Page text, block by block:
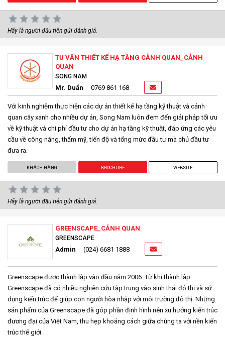
Hãy là người đầu tiên gửi đánh giá.
TƯ VẤN THIẾT KẾ HẠ TẦNG CẢNH QUAN_CẢNH
QUAN
SONG NAM
Mr. Duẩn 0769 861 168
Với kinh nghiệm thực hiện các dự án thiết kế hạ tầng kỹ thuật và cảnh
quan cây xanh cho nhiều dự án, Song Nam luôn đem đến giải phảp tối ưu
về kỹ thuật và chi phí đầu tư cho dự án hạ tầng kỹ thuật, đáp ứng các yêu
cầu về công năng, thẩm mỹ, tiến độ và tổng mức đầu tư mà chủ đầu tư
đưa ra.
KHÁCH HÀNG BROCHURE WEBSITE
Hãy là người đầu tiên gửi đánh giá.
GREENSCAPE_CẢNH QUAN
GREENSCAPE
Admin (024) 6681 1888
Greenscape được thành lập vào đầu năm 2006. Từ khi thành lâp
Greenscape đã có nhiều nghiên cứu tập trung vào sinh thái đô thị và sử
dụng kiến trúc để giúp con người hòa nhập với môi trường đô thị. Những
sản phẩm của Greenscape đã góp phần định hình nên xu hướng kiến trúc
đương đại của Việt Nam, thu hẹp khoảng cách giữa chúng ta với nền kiến
trúc thế giới.